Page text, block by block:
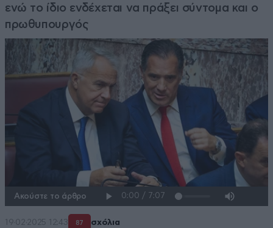
ενώ το ίδιο ενδέχεται να πράξει σύντομα και ο
πρωθυπουργός
Ακούστε το άρθρο
19·02·2025 12:43 87 σχόλια